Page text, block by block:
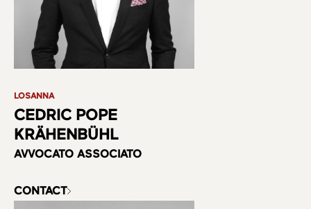
LOSANNA
CEDRIC POPE
KRÄHENBÜHL
AVVOCATO ASSOCIATO
CONTACT